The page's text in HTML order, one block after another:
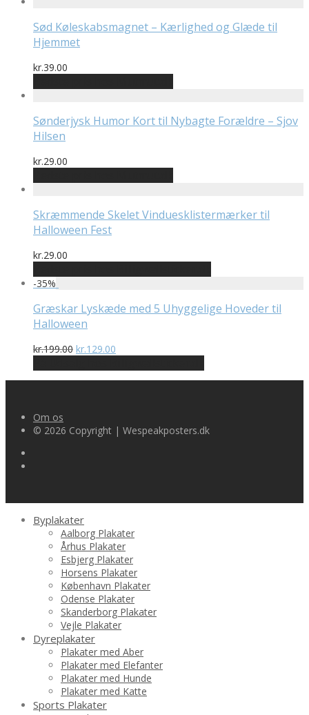
Sød Køleskabsmagnet – Kærlighed og Glæde til
Hjemmet
kr.39.00
Sønderjysk Humor Kort til Nybagte Forældre – Sjov
Hilsen
kr.29.00
Skræmmende Skelet Vinduesklistermærker til
Halloween Fest
kr.29.00
-35%
Græskar Lyskæde med 5 Uhyggelige Hoveder til
Halloween
kr.199.00 Den
pris
kr.129.00
pris
Om os
© 2026 Copyright | Wespeakposters.dk
Byplakater
Aalborg Plakater
Århus Plakater
Esbjerg Plakater
Horsens Plakater
København Plakater
Odense Plakater
Skanderborg Plakater
Vejle Plakater
Dyreplakater
Plakater med Aber
Plakater med Elefanter
Plakater med Hunde
Plakater med Katte
Sports Plakater